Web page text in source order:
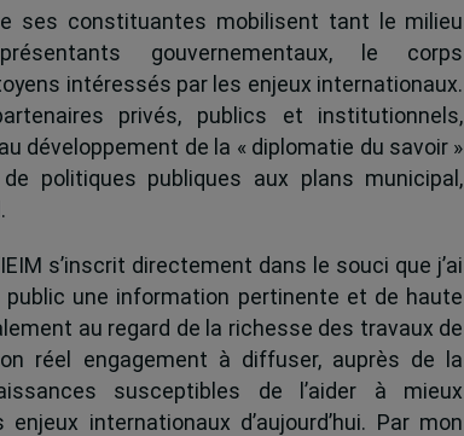
ses constituantes mobilisent tant le milieu
gouvernementaux, le corps
intéressés par les enjeux internationaux.
privés, publics et institutionnels,
développement de la « diplomatie du savoir »
politiques publiques aux plans municipal,
s’inscrit directement dans le souci que j’ai
une information pertinente et de haute
au regard de la richesse des travaux de
réel engagement à diffuser, auprès de la
susceptibles de l’aider à mieux
internationaux d’aujourd’hui. Par mon